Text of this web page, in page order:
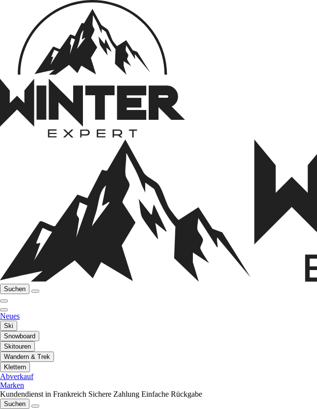
Suchen
Neues
Ski
Snowboard
Skitouren
Wandern & Trek
Klettern
Abverkauf
Marken
Kundendienst in Frankreich Sichere Zahlung Einfache Rückgabe
Suchen